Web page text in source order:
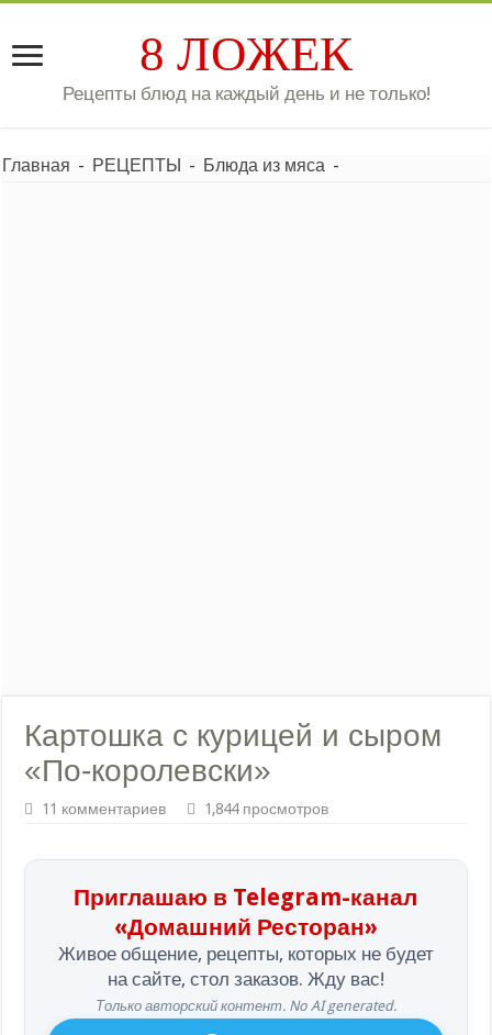
8 ЛОЖЕК
Рецепты блюд на каждый день и не только!
Главная - РЕЦЕПТЫ - Блюда из мяса -
Картошка с курицей и сыром
«По-королевски»
11 комментариев 1,844 просмотров
Приглашаю в Telegram-канал
«Домашний Ресторан»
Живое общение, рецепты, которых не будет
на сайте, стол заказов. Жду вас!
Только авторский контент. No AI generated.